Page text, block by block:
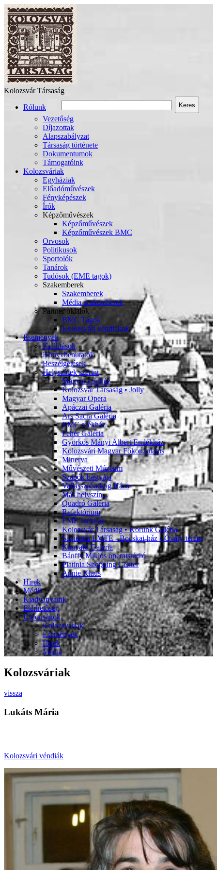
Kolozsvár Társaság
Keres
Rólunk
Vezetőség
Díjazottak
Alapszabályzat
Társaság története
Dokumentumok
Támogatóink
Kolozsváriak
Egyháziak
Előadóművészek
Fényképészek
Írók
Képzőművészek
Képzőművészek
Képzőművészek BMC
Orvosok
Politikusok
Sportolók
Tanárok
Tudósok (EME tagok)
Szakemberek
Szakemberek
Média szakemberek
Partner oldalok
BMC Tagok
Kolozsvári véndiákok
Események
Kiállítások
Könyvbenutatók
Beszélgetések
Helyszínek szerint
Magyar színház
Kolozsvár Társaság • Jolly
Magyar Opera
Apáczai Galéria
Ars Sacra Galéria
BMC székház
Fehér Galéria
Györkös Mányi Albert Emlékház
Kolozsvári Magyar Főkonzulátus
Minerva
Művészeti Múzeum
Szabók bástyája
Vallásszabadság Háza
Más helyszín...
Quadró Galéria
Refektórium
EME székház
Kolozsvár Társaság • Korunk Galéria
Sapientia EMTE - Bocskai-ház • Óváry terem
Kányafő Galéria
Bánffy Miklós operatstúdió
Platinia Shopping Center
Annie Klaus
Hírek
Média
Kiadványaink
Elérhetőség
Újdonságok
Kolozsváriak
Események
Hírek
Média
Kolozsváriak
vissza
Lukáts Mária
Kolozsvári véndiák